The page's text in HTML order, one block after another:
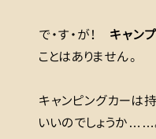
で・す・が！ キャン
ことはありません。
キャンピングカーは
いいのでしょうか……